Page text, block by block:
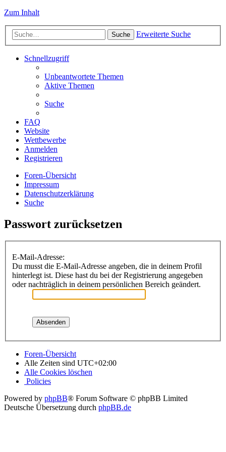
Zum Inhalt
Suche Erweiterte Suche
Schnellzugriff
Unbeantwortete Themen
Aktive Themen
Suche
FAQ
Website
Wettbewerbe
Anmelden
Registrieren
Foren-Übersicht
Impressum
Datenschutzerklärung
Suche
Passwort zurücksetzen
E-Mail-Adresse:
Du musst die E-Mail-Adresse angeben, die in deinem Profil
hinterlegt ist. Diese hast du bei der Registrierung angegeben
oder nachträglich in deinem persönlichen Bereich geändert.
Foren-Übersicht
Alle Zeiten sind UTC+02:00
Alle Cookies löschen
Policies
Powered by phpBB® Forum Software © phpBB Limited
Deutsche Übersetzung durch phpBB.de